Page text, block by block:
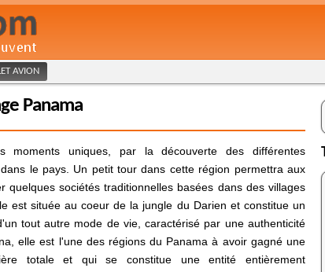
AVION
Panama
uniques, par la découverte des différentes
le pays. Un petit tour dans cette région permettra aux
quelques sociétés traditionnelles basées dans des villages
est située au coeur de la jungle du Darien et constitue un
tout autre mode de vie, caractérisé par une authenticité
elle est l'une des régions du Panama à avoir gagné une
totale et qui se constitue une entité entièrement